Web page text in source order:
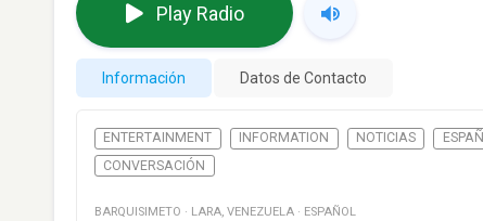
Play Radio
Información Datos de Contacto
ENTERTAINMENT INFORMATION NOTICIAS
CONVERSACIÓN
BARQUISIMETO · LARA, VENEZUELA · ESPAÑOL